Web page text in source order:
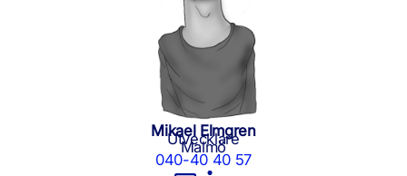
Mikael Elmgren
Utvecklare
Malmö
040-40 40 57